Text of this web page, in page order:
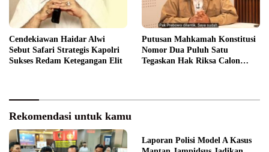
Cendekiawan Haidar Alwi
Sebut Safari Strategis Kapolri
Sukses Redam Ketegangan Elit
Putusan Mahkamah Konstitusi
Nomor Dua Puluh Satu
Tegaskan Hak Riksa Calon
Rekomendasi untuk kamu
Laporan Polisi Model A Kasus